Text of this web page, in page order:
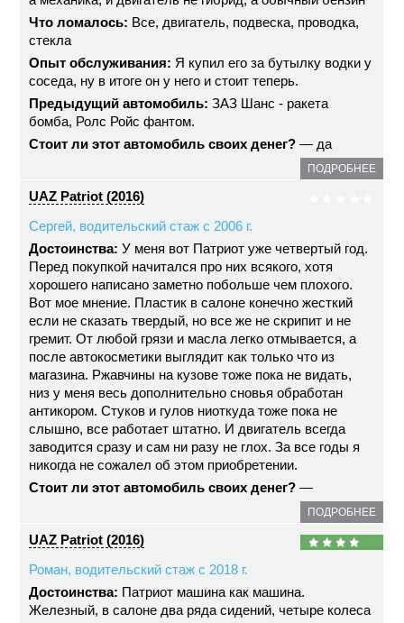
Что ломалось: Все, двигатель, подвеска, проводка,
стекла
Опыт обслуживания: Я купил его за бутылку водки у
соседа, ну в итоге он у него и стоит теперь.
Предыдущий автомобиль: ЗАЗ Шанс - ракета
бомба, Ролс Ройс фантом.
Стоит ли этот автомобиль своих денег? — да
ПОДРОБНЕЕ
UAZ Patriot (2016)
Сергей, водительский стаж с 2006 г.
Достоинства: У меня вот Патриот уже четвертый год.
Перед покупкой начитался про них всякого, хотя
хорошего написано заметно побольше чем плохого.
Вот мое мнение. Пластик в салоне конечно жесткий
если не сказать твердый, но все же не скрипит и не
гремит. От любой грязи и масла легко отмывается, а
после автокосметики выглядит как только что из
магазина. Ржавчины на кузове тоже пока не видать,
низ у меня весь дополнительно сновья обработан
антикором. Стуков и гулов ниоткуда тоже пока не
слышно, все работает штатно. И двигатель всегда
заводится сразу и сам ни разу не глох. За все годы я
никогда не сожалел об этом приобретении.
Стоит ли этот автомобиль своих денег? —
ПОДРОБНЕЕ
UAZ Patriot (2016)
Роман, водительский стаж с 2018 г.
Достоинства: Патриот машина как машина.
Железный, в салоне два ряда сидений, четыре колеса